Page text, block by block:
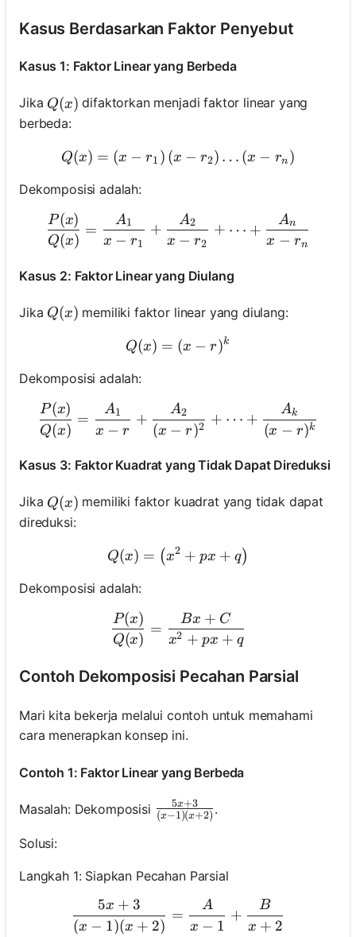
Kasus Berdasarkan Faktor Penyebut
Kasus 1: Faktor Linear yang Berbeda
Jika Q(x)
Q(x) difaktorkan menjadi faktor linear yang
berbeda:
Q(x)=\left(x-
Q(x) = (x − r1 ) (x − r2) … (x − rn )
Dekomposisi adalah:
Q(x)
P(x)
=
x − r1
A1 +
x − r2
A2 + ⋯ +
x − rn
An
Kasus 2: Faktor Linear yang Diulang
Jika Q(x)
Q(x) memiliki faktor linear yang diulang:
Q(x)=(x-r)^k
Q(x) = (x − r)k
Dekomposisi adalah:
Q(x)
P(x)
=
x − r
A1 +
(x − r)2
A2 + ⋯ +
(x − r)k
Ak
Kasus 3: Faktor Kuadrat yang Tidak Dapat Direduksi
Jika Q(x)
Q(x) memiliki faktor kuadrat yang tidak dapat
direduksi:
Q(x)=\left(x^2+p
Q(x) = (x2 + px + q)
Dekomposisi adalah:
Q(x)
P(x)
=
x2 + px + q
Bx + C
Contoh Dekomposisi Pecahan Parsial
Mari kita bekerja melalui contoh untuk memahami
cara menerapkan konsep ini.
Contoh 1: Faktor Linear yang Berbeda
Masalah: Dekomposisi \frac{5 x+3}{(x-1)(x+2)}
(x−1)(x+2)
5x+3 .
Solusi:
Langkah 1: Siapkan Pecahan Parsial
\frac{5 x+3}{(x-
(x − 1)(x + 2)
5x + 3
=
x − 1
A
+
x + 2
B